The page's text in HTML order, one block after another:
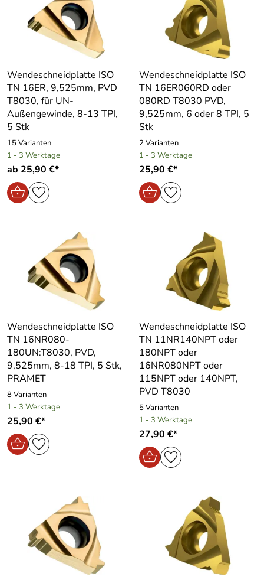
Wendeschneidplatte ISO
TN 16ER, 9,525mm, PVD
T8030, für UN-
Außengewinde, 8-13 TPI,
5 Stk
15 Varianten
1 - 3 Werktage
ab 25,90 €*
Wendeschneidplatte ISO
TN 16ER060RD oder
080RD T8030 PVD,
9,525mm, 6 oder 8 TPI, 5
Stk
2 Varianten
1 - 3 Werktage
25,90 €*
Wendeschneidplatte ISO
TN 16NR080-
180UN:T8030, PVD,
9,525mm, 8-18 TPI, 5 Stk,
PRAMET
8 Varianten
1 - 3 Werktage
25,90 €*
Wendeschneidplatte ISO
TN 11NR140NPT oder
180NPT oder
16NR080NPT oder
115NPT oder 140NPT,
PVD T8030
5 Varianten
1 - 3 Werktage
27,90 €*